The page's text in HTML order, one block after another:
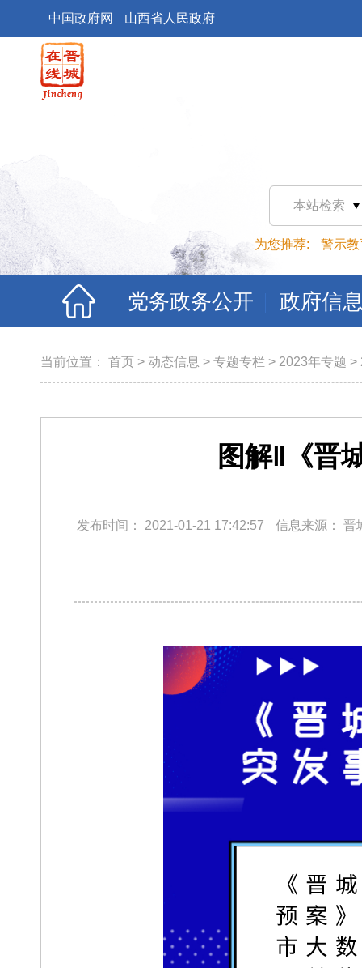
中国政府网 山西省人民政府
本站检索
为您推荐: 警示教
党务政务公开 政府信
当前位置： 首页 > 动态信息 > 专题专栏 > 2023年专题 >
图解‖《晋
发布时间： 2021-01-21 17:42:57 信息来源： 晋